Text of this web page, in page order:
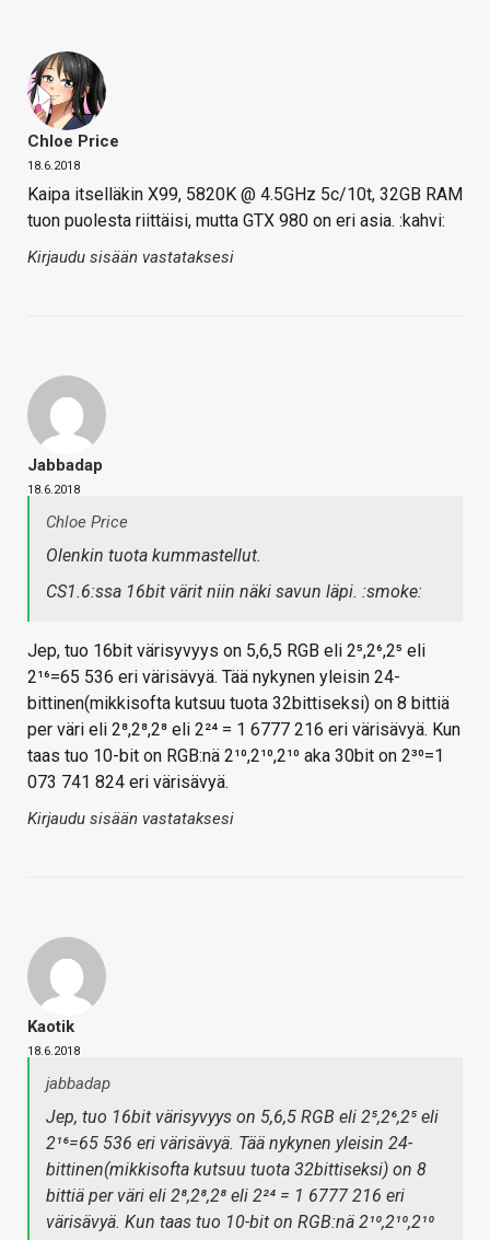
Chloe Price
18.6.2018
Kaipa itselläkin X99, 5820K @ 4.5GHz 5c/10t, 32GB RAM
tuon puolesta riittäisi, mutta GTX 980 on eri asia. :kahvi:
Kirjaudu sisään vastataksesi
Jabbadap
18.6.2018
Chloe Price
Olenkin tuota kummastellut.
CS1.6:ssa 16bit värit niin näki savun läpi. :smoke:
Jep, tuo 16bit värisyvyys on 5,6,5 RGB eli 2⁵,2⁶,2⁵ eli
2¹⁶=65 536 eri värisävyä. Tää nykynen yleisin 24-
bittinen(mikkisofta kutsuu tuota 32bittiseksi) on 8 bittiä
per väri eli 2⁸,2⁸,2⁸ eli 2²⁴ = 1 6777 216 eri värisävyä. Kun
taas tuo 10-bit on RGB:nä 2¹⁰,2¹⁰,2¹⁰ aka 30bit on 2³⁰=1
073 741 824 eri värisävyä.
Kirjaudu sisään vastataksesi
Kaotik
18.6.2018
jabbadap
Jep, tuo 16bit värisyvyys on 5,6,5 RGB eli 2⁵,2⁶,2⁵ eli
2¹⁶=65 536 eri värisävyä. Tää nykynen yleisin 24-
bittinen(mikkisofta kutsuu tuota 32bittiseksi) on 8
bittiä per väri eli 2⁸,2⁸,2⁸ eli 2²⁴ = 1 6777 216 eri
värisävyä. Kun taas tuo 10-bit on RGB:nä 2¹⁰,2¹⁰,2¹⁰